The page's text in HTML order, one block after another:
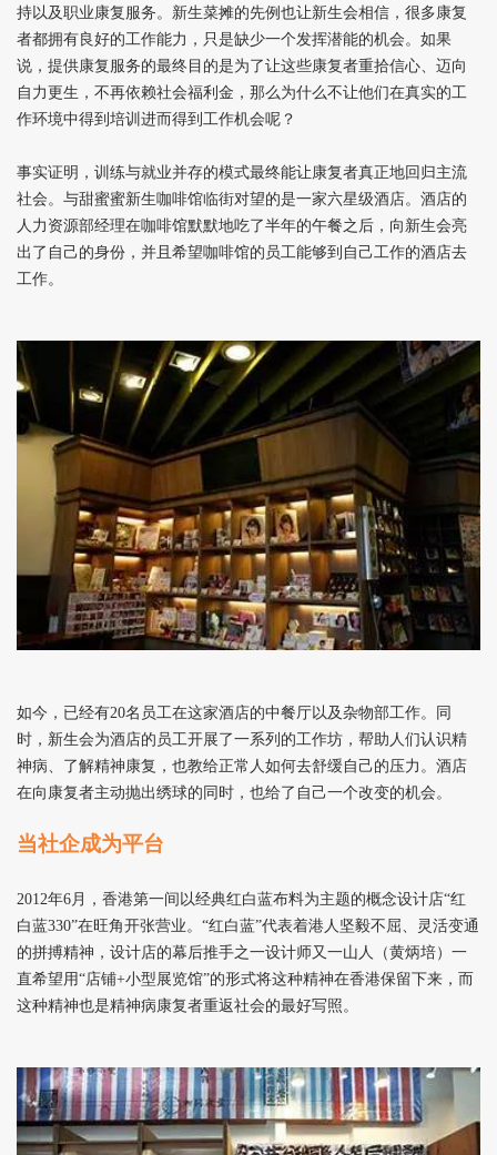
持以及职业康复服务。新生菜摊的先例也让新生会相信，很多康复
者都拥有良好的工作能力，只是缺少一个发挥潜能的机会。如果
说，提供康复服务的最终目的是为了让这些康复者重拾信心、迈向
自力更生，不再依赖社会福利金，那么为什么不让他们在真实的工
作环境中得到培训进而得到工作机会呢？
事实证明，训练与就业并存的模式最终能让康复者真正地回归主流
社会。与甜蜜蜜新生咖啡馆临街对望的是一家六星级酒店。酒店的
人力资源部经理在咖啡馆默默地吃了半年的午餐之后，向新生会亮
出了自己的身份，并且希望咖啡馆的员工能够到自己工作的酒店去
工作。
如今，已经有20名员工在这家酒店的中餐厅以及杂物部工作。同
时，新生会为酒店的员工开展了一系列的工作坊，帮助人们认识精
神病、了解精神康复，也教给正常人如何去舒缓自己的压力。酒店
在向康复者主动抛出绣球的同时，也给了自己一个改变的机会。
当社企成为平台
2012年6月，香港第一间以经典红白蓝布料为主题的概念设计店“红
白蓝330”在旺角开张营业。“红白蓝”代表着港人坚毅不屈、灵活变通
的拼搏精神，设计店的幕后推手之一设计师又一山人（黄炳培）一
直希望用“店铺+小型展览馆”的形式将这种精神在香港保留下来，而
这种精神也是精神病康复者重返社会的最好写照。